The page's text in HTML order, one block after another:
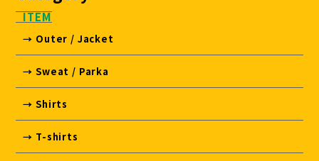
ITEM
→ Outer / Jacket
→ Sweat / Parka
→ Shirts
→ T-shirts